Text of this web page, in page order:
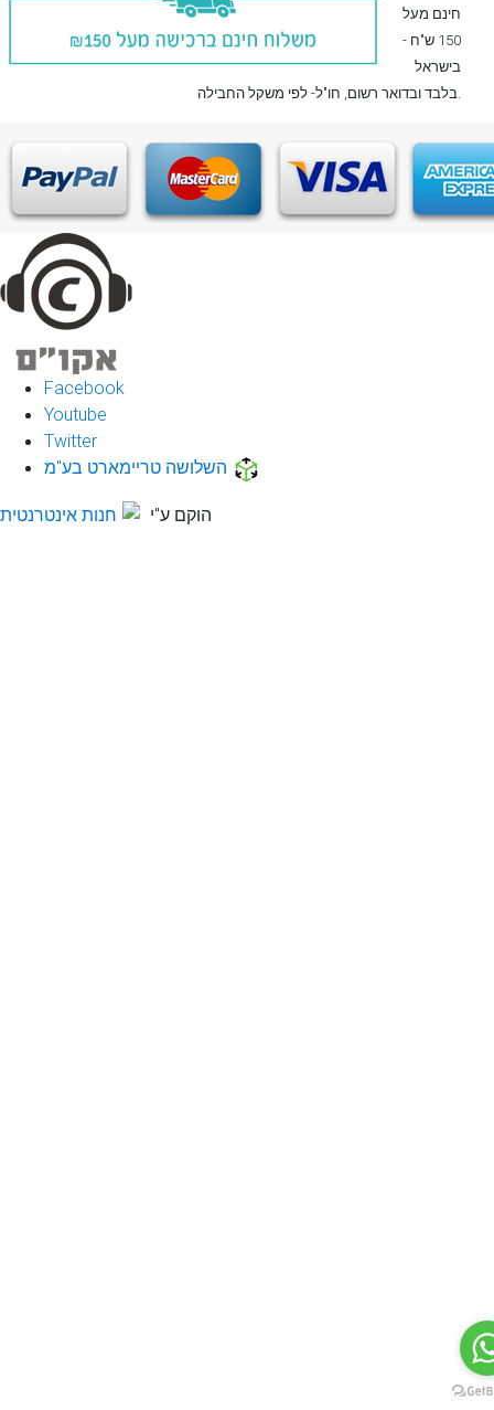
חינם מעל
150 ש"ח -
בישראל
בלבדובדואר רשום , חו"ל- לפי משקל החבילה.
Facebook
Youtube
Twitter
השלושה טריימארט בע"מ
הוקם ע"י חנות אינטרנטית